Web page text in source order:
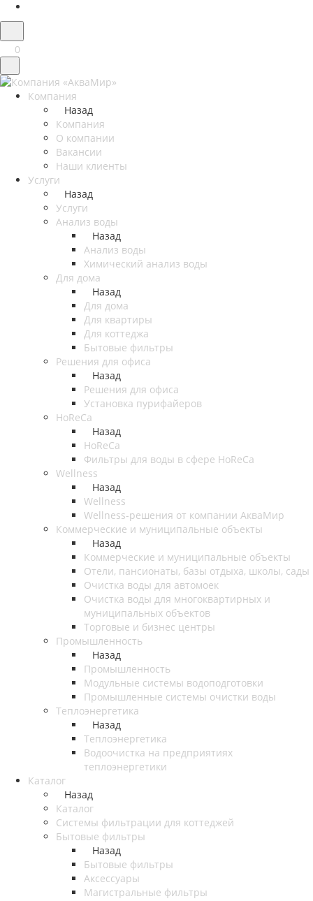
0
Компания
Назад
Компания
О компании
Вакансии
Наши клиенты
Услуги
Назад
Услуги
Анализ воды
Назад
Анализ воды
Химический анализ воды
Для дома
Назад
Для дома
Для квартиры
Для коттеджа
Бытовые фильтры
Решения для офиса
Назад
Решения для офиса
Установка пурифайеров
HoReCa
Назад
HoReCa
Фильтры для воды в сфере HoReCa
Wellness
Назад
Wellness
Wellness-решения от компании АкваМир
Коммерческие и муниципальные объекты
Назад
Коммерческие и муниципальные объекты
Отели, пансионаты, базы отдыха, школы, сады
Очистка воды для автомоек
Очистка воды для многоквартирных и
муниципальных объектов
Торговые и бизнес центры
Промышленность
Назад
Промышленность
Модульные системы водоподготовки
Промышленные системы очистки воды
Теплоэнергетика
Назад
Теплоэнергетика
Водоочистка на предприятиях
теплоэнергетики
Каталог
Назад
Каталог
Системы фильтрации для коттеджей
Бытовые фильтры
Назад
Бытовые фильтры
Аксессуары
Магистральные фильтры